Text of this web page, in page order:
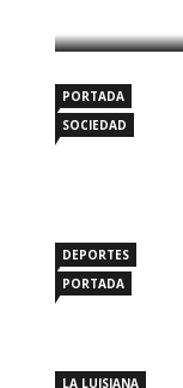
PORTADA
SOCIEDAD
DEPORTES
PORTADA
LA LUISIANA